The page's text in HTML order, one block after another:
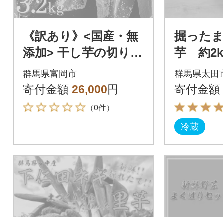
《訳あり》<国産・無
添加> 干し芋の切り落
とし 合計 3.2kg F20E
-783
群馬県富岡市
寄付金額 26,000円
（0件）
掘った
芋 約
群馬県太田
寄付金額
冷蔵